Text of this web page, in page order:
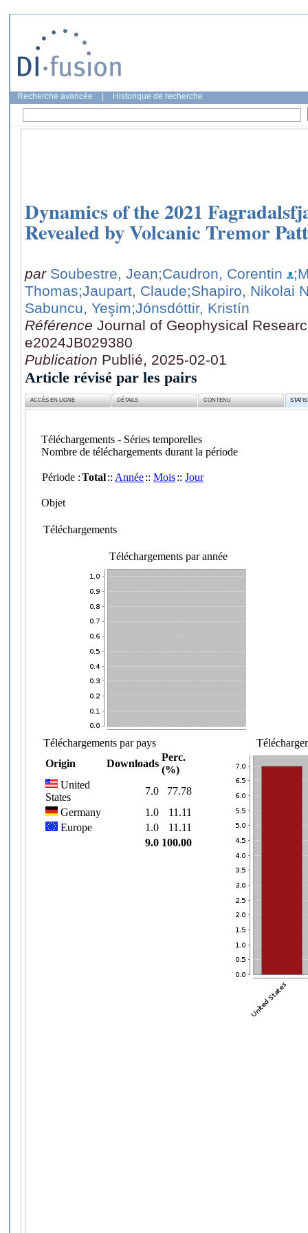
Recherche avancée Historique de recherche
Dynamics of the 2021
Revealed by Volcanic Tremor
par Soubestre, Jean;Caudron, Corentin
Thomas;Jaupart, Claude;Shapiro, Nikolai
Sabuncu, Yeşim;Jónsdóttir, Kristín
Référence Journal of Geophysical
e2024JB029380
Publication Publié, 2025-02-01
Article révisé par les pairs
ACCÈS EN LIGNE DÉTAILS CONTENU